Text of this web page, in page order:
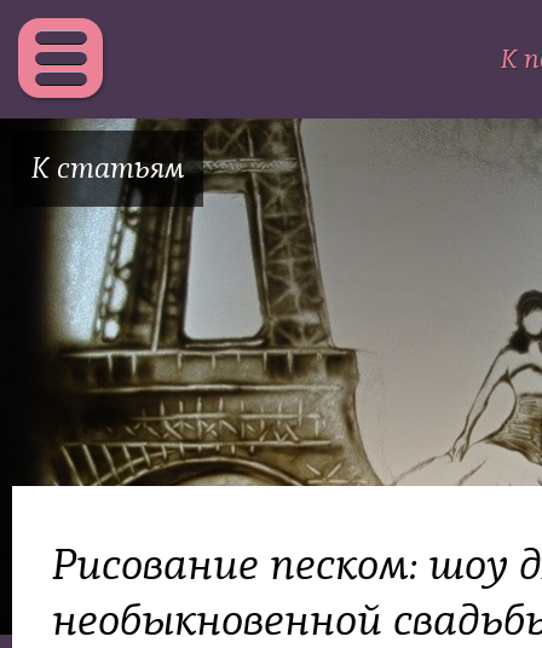
К
К статьям
Рисование песком: шоу
необыкновенной